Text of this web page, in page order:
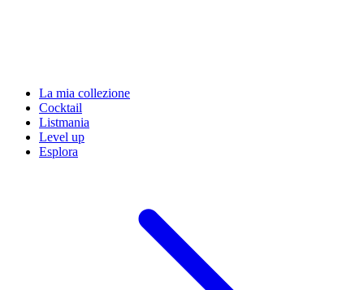
La mia collezione
Cocktail
Listmania
Level up
Esplora